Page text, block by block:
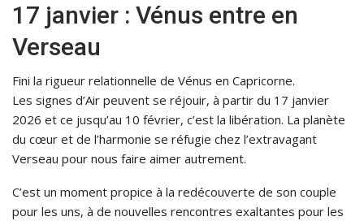
17 janvier : Vénus entre en
Verseau
Fini la rigueur relationnelle de Vénus en Capricorne.
Les signes d’Air peuvent se réjouir, à partir du 17 janvier
2026 et ce jusqu’au 10 février, c’est la libération. La planète
du cœur et de l’harmonie se réfugie chez l’extravagant
Verseau pour nous faire aimer autrement.
C’est un moment propice à la redécouverte de son couple
pour les uns, à de nouvelles rencontres exaltantes pour les